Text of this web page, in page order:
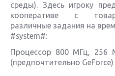
среды). Здесь игроку
кооперативе с
различные задания на
#system#:
Процессор 800 МГц,
(предпочтительно GeForce)